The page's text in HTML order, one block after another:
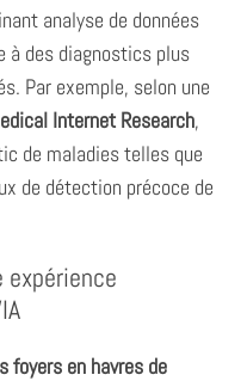
analyse de données
à des diagnostics plus
Par exemple, selon une
Internet Research,
de maladies telles que
de détection précoce de
foyers en havres de